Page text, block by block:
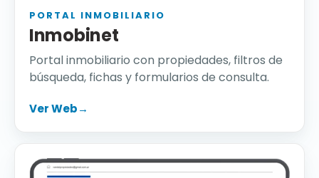
PORTAL INMOBILIARIO
Inmobinet
Portal inmobiliario con propiedades, filtros de
búsqueda, fichas y formularios de consulta.
Ver Web→